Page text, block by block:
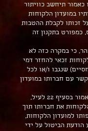
תיחשב כוויתור
במועדון הלקוחות
זכותו לקבלת ההטבות
כמפורט בתקנון זה
כי במקרה כזה לא
זכאי להחזר דמי
שנגבו ו/או לכל
עם חברותו במועדון
23. מבלי לגרוע מהאמור בסעיף 22 לעיל,
את חברותו תוך
למועדון הלקוחות,
הודעת הביטול על ידי